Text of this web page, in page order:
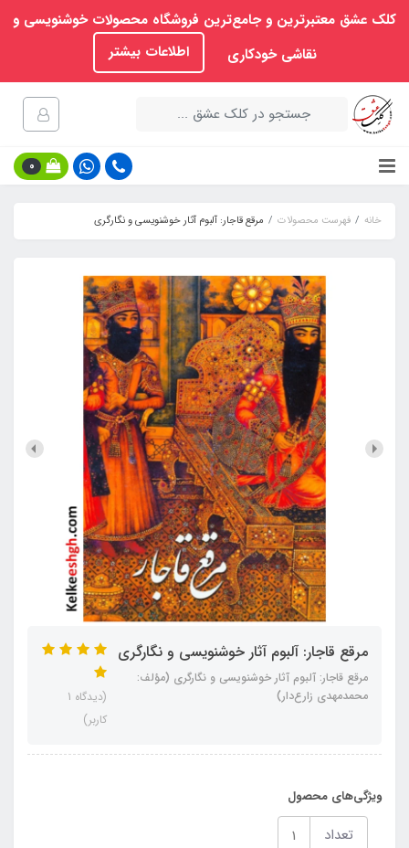
کلک عشق معتبرترین و جامع‌ترین فروشگاه محصولات خوشنویسی و
نقاشی خودکاری
اطلاعات بیشتر
0
خانه فهرست محصولات مرقع قاجار: آلبوم آثار خوشنویسی و نگارگری
مرقع قاجار: آلبوم آثار خوشنویسی و نگارگری
مرقع قاجار: آلبوم آثار خوشنویسی و نگارگری (مؤلف:
محمدمهدی زارع‌دار)
(دیدگاه 1
کاربر)
ویژگی‌های محصول
تعداد